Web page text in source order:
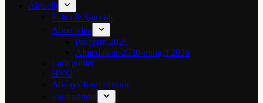
Aktuellt
Fakta & Statistik
Almedalen
Program 2026
Almedalens 2030-mingel 2026
Laddguldet
HVO
Always Rent Electric
Fokusländer